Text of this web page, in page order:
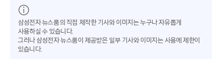
삼성전자 뉴스룸의 직접 제작한 기사와 이미지는 누구나 자유롭게
사용하실 수 있습니다.
그러나 삼성전자 뉴스룸이 제공받은 일부 기사와 이미지는 사용에 제한이
있습니다.